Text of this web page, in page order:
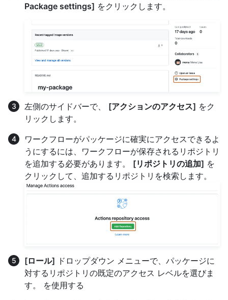
Package settings] をクリックします。
左側のサイドバーで、 [アクションのアクセス] をク
リックします。
ワークフローがパッケージに確実にアクセスできるよ
うにするには、ワークフローが保存されるリポジトリ
を追加する必要があります。 [リポジトリの追加] を
クリックして、追加するリポジトリを検索します。
[ロール] ドロップダウン メニューで、パッケージに
対するリポジトリの既定のアクセス レベルを選びま
す。 を使用する